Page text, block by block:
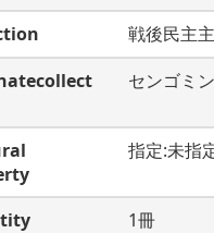
戦後民主
センゴミ
指定:未指
1冊